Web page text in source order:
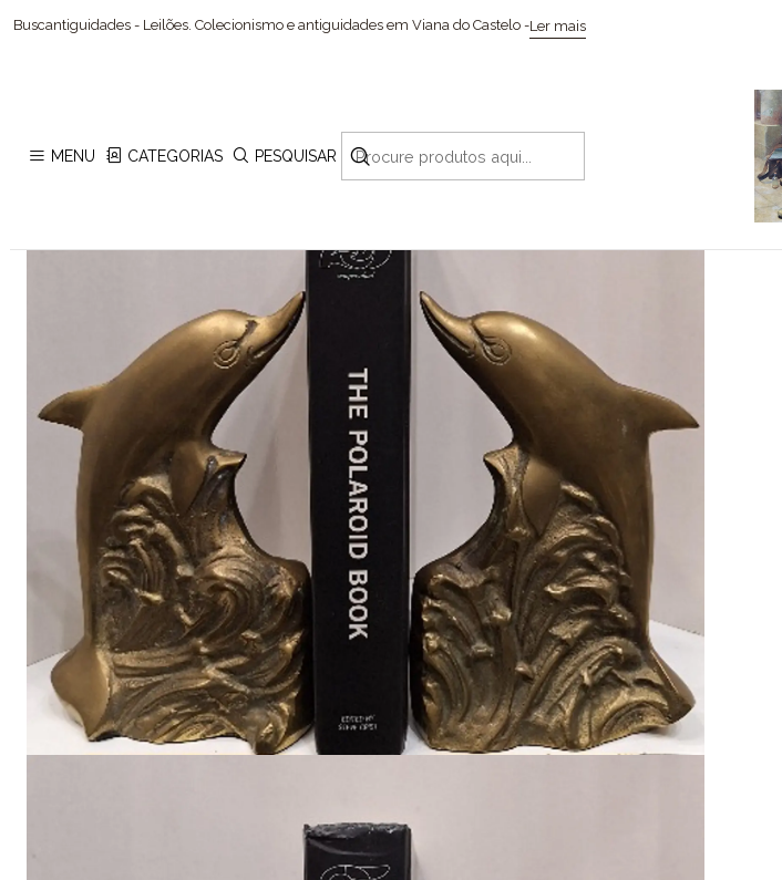
MENU CATEGORIAS PESQUISAR
Buscantiguidades - Leilões. Colecionismo e antiguidades em Viana do Castelo -Ler maisInício